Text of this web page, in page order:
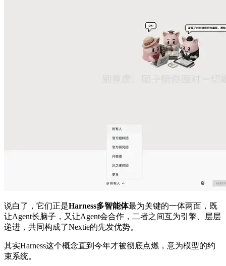
说白了，它们正是Harness多智能体最为关键的一体两面，既
让Agent长脑子，又让Agent会合作，二者之间互为引擎、层层
递进，共同构成了Nextie的先发优势。
其实Harness这个概念直到今年才被彻底点燃，意为模型的约
束系统。